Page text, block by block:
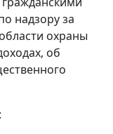
надзору за
охраны
об